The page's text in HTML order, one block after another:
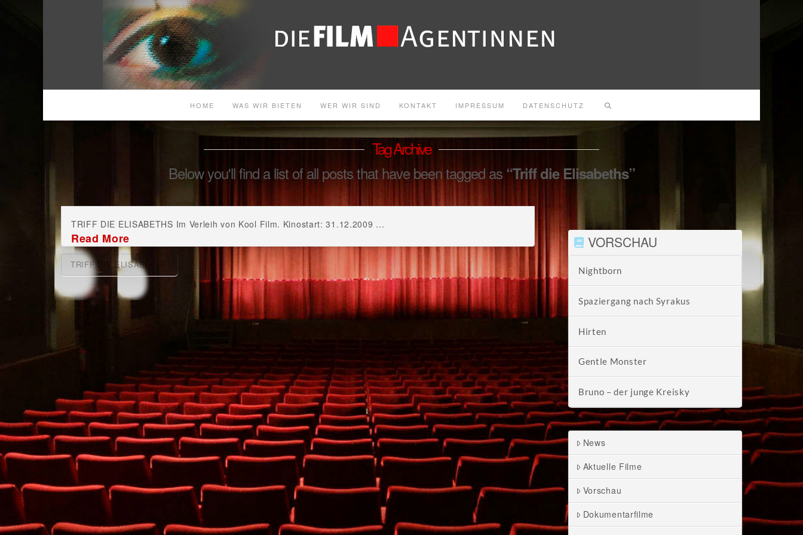
HOME WAS WIR BIETEN WER WIR SIND KONTAKT IMPRESSUM DATENSCHUTZ
Tag Archive
Below you'll find a list of all posts that have been tagged as “Triff die Elisabeths”
TRIFF DIE ELISABETHS Im Verleih von Kool Film. Kinostart: 31.12.2009 ...
Read More
TRIFF DIE ELISABETHS
VORSCHAU
Nightborn
Spaziergang nach Syrakus
Hirten
Gentle Monster
Bruno – der junge Kreisky
News
Aktuelle Filme
Vorschau
Dokumentarfilme